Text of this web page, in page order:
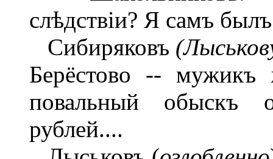
слѣдствіи? Я самъ
Сибиряковъ
Берёстово -- мужикъ
повальный обыскъ
рублей....